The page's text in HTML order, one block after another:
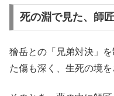
死の淵で見た、師
獪岳との「兄弟対決」
た傷も深く、生死の境を